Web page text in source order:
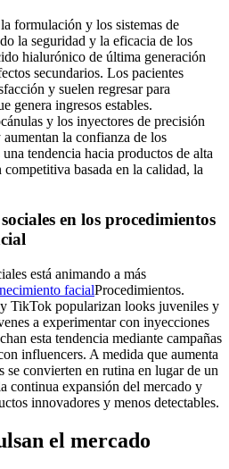
formulación y los sistemas de
la seguridad y la eficacia de los
hialurónico de última generación
secundarios. Los pacientes
y suelen regresar para
genera ingresos estables.
y los inyectores de precisión
la confianza de los
tendencia hacia productos de alta
basada en la calidad, la
en los procedimientos
está animando a más
facialProcedimientos.
TikTok popularizan looks juveniles y
a experimentar con inyecciones
esta tendencia mediante campañas
influencers. A medida que aumenta
se convierten en rutina en lugar de un
continua expansión del mercado y
innovadores y menos detectables.
el mercado